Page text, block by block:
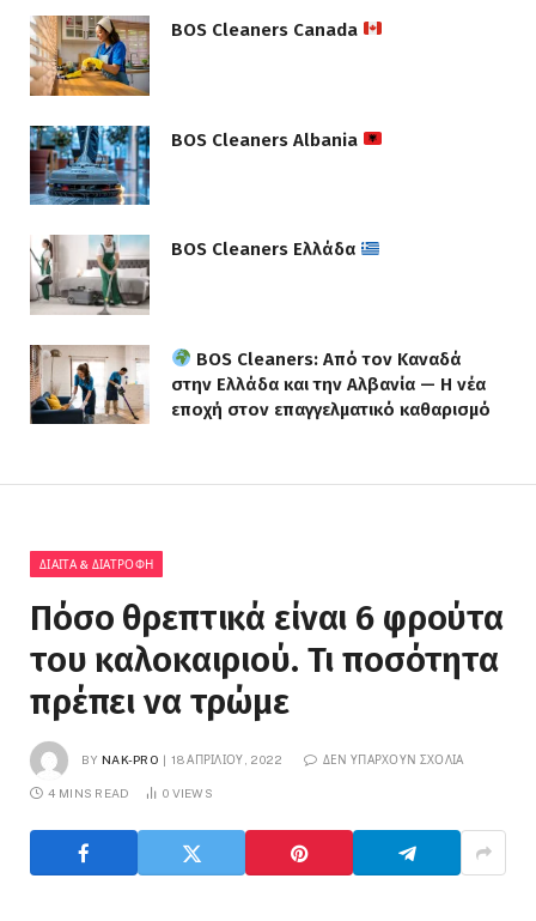
BOS Cleaners Canada
BOS Cleaners Albania
BOS Cleaners Ελλάδα
BOS Cleaners: Από τον Καναδά
στην Ελλάδα και την Αλβανία — Η νέα
εποχή στον επαγγελματικό καθαρισμό
ΔΊΑΙΤΑ & ΔΙΑΤΡΟΦΉ
Πόσο θρεπτικά είναι 6 φρούτα
του καλοκαιριού. Τι ποσότητα
πρέπει να τρώμε
BY NAK-PRO 18 ΑΠΡΙΛΊΟΥ, 2022 ΔΕΝ ΥΠΆΡΧΟΥΝ ΣΧΌΛΙΑ
4 MINS READ 0 VIEWS